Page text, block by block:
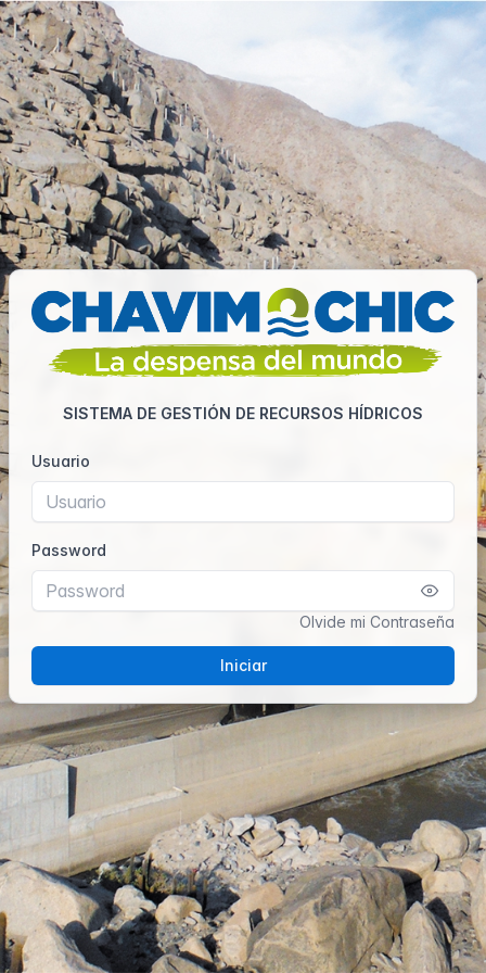
SISTEMA DE GESTIÓN DE RECURSOS HÍDRICOS
Usuario
Password
Olvide mi Contraseña
Iniciar